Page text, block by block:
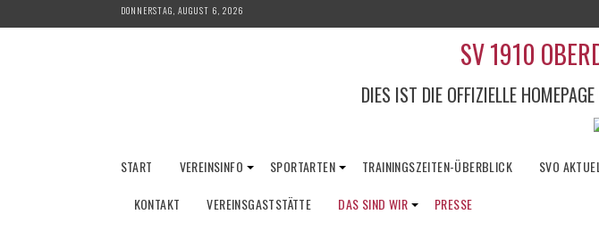
to
DONNERSTAG, AUGUST 6, 2026
SV 1910
DIES IST DIE OFFIZIELLE
START VEREINSINFO SPORTARTEN TRAININGSZEITEN-ÜBERBLICK SVO
KONTAKT
VEREINSGASTSTÄTTE DAS SIND WIR PRESSE